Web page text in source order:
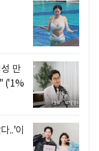
만
('1%
..'이